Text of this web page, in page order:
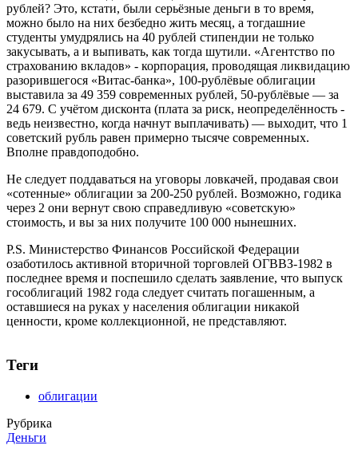
рублей? Это, кстати, были серьёзные деньги в то время,
можно было на них безбедно жить месяц, а тогдашние
студенты умудрялись на 40 рублей стипендии не только
закусывать, а и выпивать, как тогда шутили. «Агентство по
страхованию вкладов» - корпорация, проводящая ликвидацию
разорившегося «Витас-банка», 100-рублёвые облигации
выставила за 49 359 современных рублей, 50-рублёвые — за
24 679. С учётом дисконта (плата за риск, неопределённость -
ведь неизвестно, когда начнут выплачивать) — выходит, что 1
советский рубль равен примерно тысяче современных.
Вполне правдоподобно.
Не следует поддаваться на уговоры ловкачей, продавая свои
«сотенные» облигации за 200-250 рублей. Возможно, годика
через 2 они вернут свою справедливую «советскую»
стоимость, и вы за них получите 100 000 нынешних.
P.S. Министерство Финансов Российской Федерации
озаботилось активной вторичной торговлей ОГВВЗ-1982 в
последнее время и поспешило сделать заявление, что выпуск
гособлигаций 1982 года следует считать погашенным, а
оставшиеся на руках у населения облигации никакой
ценности, кроме коллекционной, не представляют.
Теги
облигации
Рубрика
Деньги